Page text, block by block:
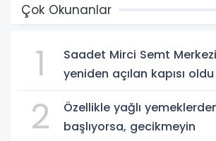
Çok Okunanlar
1
Saadet Mirci Semt
yeniden açılan kapısı oldu
2
Özellikle yağlı
başlıyorsa, gecikmeyin